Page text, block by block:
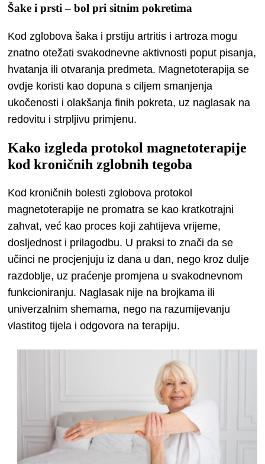
Šake i prsti – bol pri sitnim pokretima
Kod zglobova šaka i prstiju artritis i artroza mogu
znatno otežati svakodnevne aktivnosti poput pisanja,
hvatanja ili otvaranja predmeta. Magnetoterapija se
ovdje koristi kao dopuna s ciljem smanjenja
ukočenosti i olakšanja finih pokreta, uz naglasak na
redovitu i strpljivu primjenu.
Kako izgleda protokol magnetoterapije
kod kroničnih zglobnih tegoba
Kod kroničnih bolesti zglobova protokol
magnetoterapije ne promatra se kao kratkotrajni
zahvat, već kao proces koji zahtijeva vrijeme,
dosljednost i prilagodbu. U praksi to znači da se
učinci ne procjenjuju iz dana u dan, nego kroz dulje
razdoblje, uz praćenje promjena u svakodnevnom
funkcioniranju. Naglasak nije na brojkama ili
univerzalnim shemama, nego na razumijevanju
vlastitog tijela i odgovora na terapiju.